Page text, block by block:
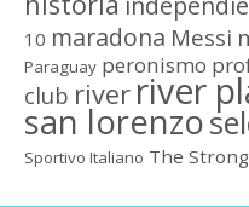
10 maradona Messi
Paraguay peronismo
club river river
san lorenzo
Sportivo Italiano The